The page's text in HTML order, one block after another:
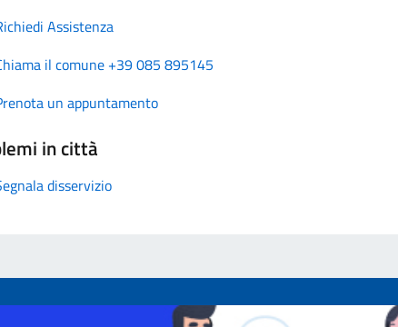
Assistenza
il comune +39 085 895145
un appuntamento
in città
disservizio